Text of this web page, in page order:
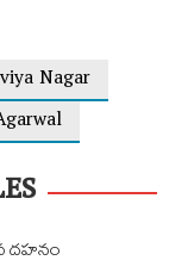
Nagar
దహనం